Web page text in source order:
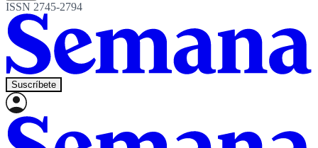
ISSN 2745-2794
Suscríbete